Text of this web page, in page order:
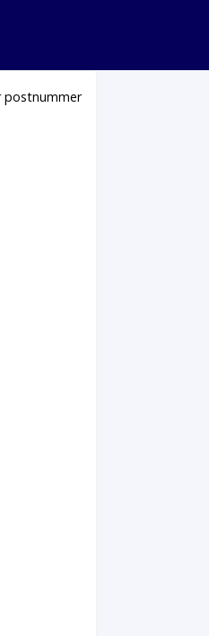
postnummer